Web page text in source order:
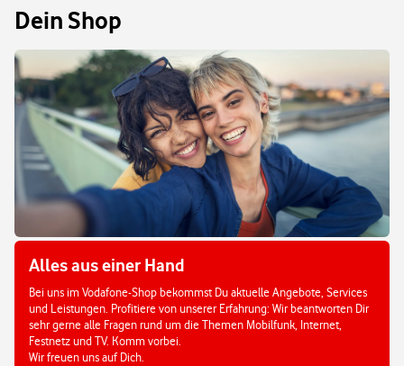
Dein Shop
Alles aus einer Hand
Bei uns im Vodafone-Shop bekommst Du aktuelle Angebote, Services
und Leistungen. Profitiere von unserer Erfahrung: Wir beantworten Dir
sehr gerne alle Fragen rund um die Themen Mobilfunk, Internet,
Festnetz und TV. Komm vorbei.
Wir freuen uns auf Dich.